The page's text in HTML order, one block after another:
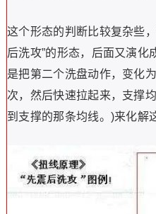
这个形态的判断比较复杂些
后洗攻”的形态，后面又演化
是把第二个洗盘动作，变化
次，然后快速拉起来，支撑
到支撑的那条均线。)来化解